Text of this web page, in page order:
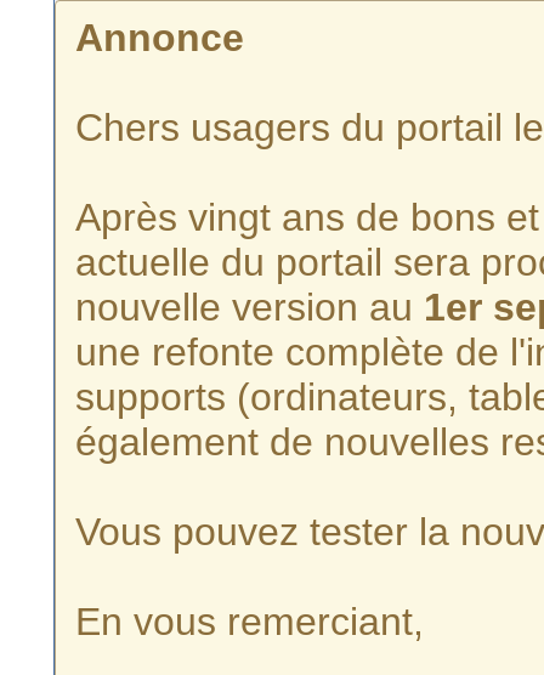
Annonce
Chers usagers du portail
Après vingt ans de bons
actuelle du portail sera
nouvelle version au 1er
une refonte complète de
supports (ordinateurs,
également de nouvelles
Vous pouvez tester la
En vous remerciant,